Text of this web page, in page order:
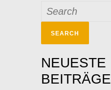
for:
NEUESTE
BEITRÄGE